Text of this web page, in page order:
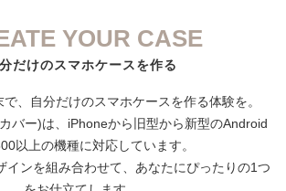
YOUR CASE
だけのスマホケースを作る
、自分だけのスマホケースを作る体験を。
バー)は、iPhoneから旧型から新型のAndroid
以上の機種に対応しています。
インを組み合わせて、あなたにぴったりの1つ